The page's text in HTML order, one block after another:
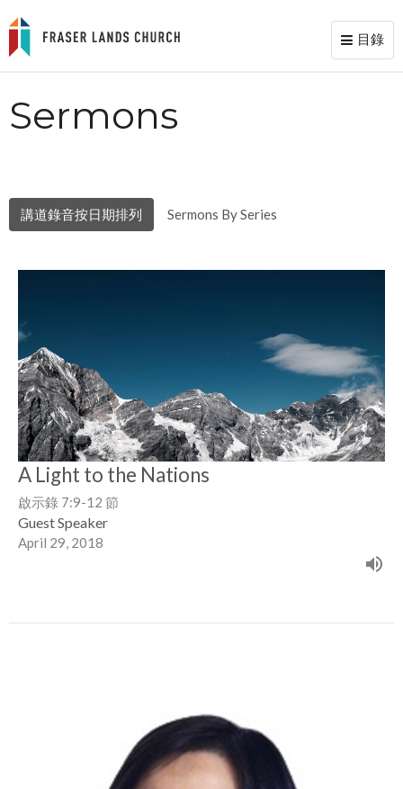
Toggle
目錄
Sermons
講道錄音按日期排列 Sermons By Series
A Light to the Nations
啟示錄 7:9-12 節
Guest Speaker
April 29, 2018